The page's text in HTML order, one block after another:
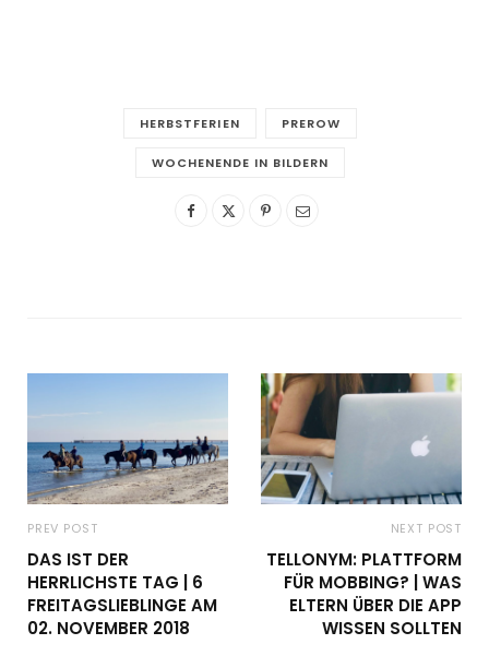
HERBSTFERIEN PREROW
WOCHENENDE IN BILDERN
PREV POST
DAS IST DER
HERRLICHSTE TAG | 6
FREITAGSLIEBLINGE AM
02. NOVEMBER 2018
NEXT POST
TELLONYM: PLATTFORM
FÜR MOBBING? | WAS
ELTERN ÜBER DIE APP
WISSEN SOLLTEN